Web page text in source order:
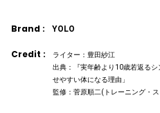
Brand : YOLO
Credit :
ライター：豊田紗江
出典：『実年齢より10歳若返る
せやすい体になる理由」
監修：菅原順二(トレーニング・